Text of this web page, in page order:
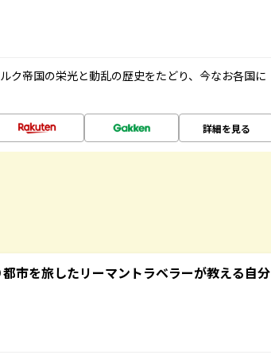
ク帝国の栄光と動乱の歴史をたどり、今なお各国に
詳細を見る
市を旅したリーマントラベラーが教える自分